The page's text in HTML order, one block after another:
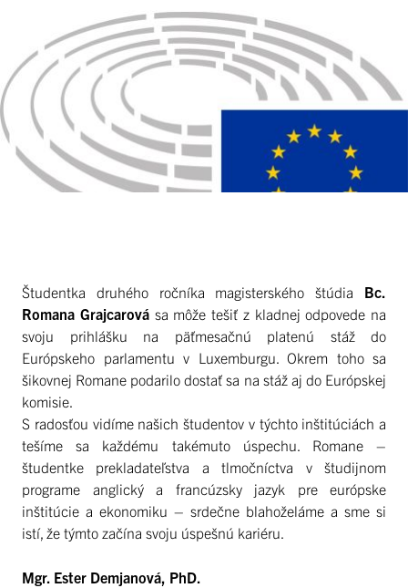
Študentka druhého ročníka magisterského štúdia Bc.
Romana Grajcarovása môže tešiť z kladnej odpovede na
svoju prihlášku na päťmesačnú platenú stáž do
Európskeho parlamentu v Luxemburgu. Okrem toho sa
šikovnej Romane podarilo dostať sa na stáž aj do Európskej
komisie.
S radosťou vidíme našich študentov v týchto inštitúciách a
tešíme sa každému takémuto úspechu. Romane –
študentke prekladateľstva a tlmočníctva v študijnom
programe anglický a francúzsky jazyk pre európske
inštitúcie a ekonomiku – srdečne blahoželáme a sme si
istí, že týmto začína svoju úspešnú kariéru.
Mgr. Ester Demjanová, PhD.